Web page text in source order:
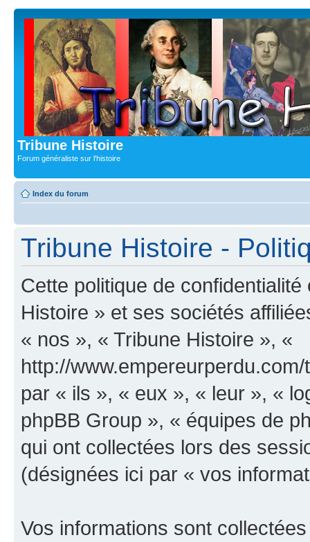
Tribune Histoire
Forum généraliste sur l'histoire
Index du forum
Tribune Histoire -
Cette politique de
Histoire » et ses sociétés
« nos », « Tribune Histoire », «
http://
par « ils », « eux », « leur », «
phpBB Group », « équipes de
qui ont collectées lors des
(désignées ici par « vos
Vos informations sont